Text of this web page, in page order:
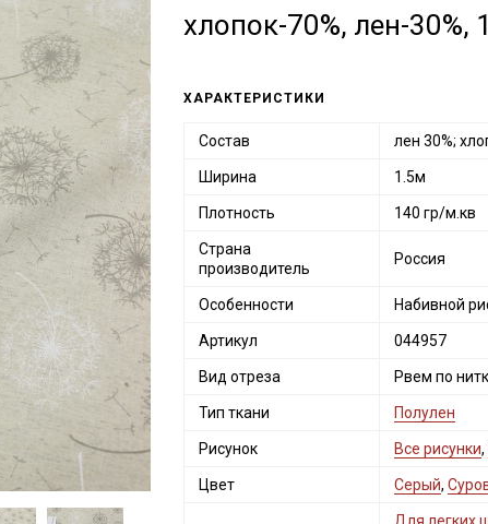
хлопок-70%, лен-30%,
ХАРАКТЕРИСТИКИ
Состав лен 30%;
Ширина 1.5м
Плотность 140 гр/м.кв
Страна
производитель
Россия
Особенности Набивной
Артикул 044957
Вид отреза Рвем по
Тип ткани Полулен
Рисунок Все рисунки,
Цвет Серый,